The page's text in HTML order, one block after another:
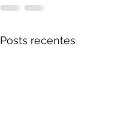
Posts recentes